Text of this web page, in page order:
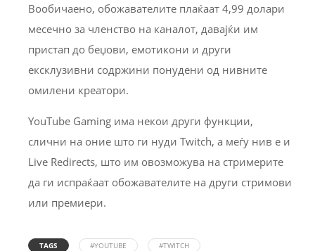
Вообичаено, обожавателите плаќаат 4,99 долари
месечно за членство на каналот, давајќи им
пристап до беџови, емотикони и други
ексклузивни содржини понудени од нивните
омилени креатори.
YouTube Gaming има некои други функции,
слични на оние што ги нуди Twitch, а меѓу нив е и
Live Redirects, што им овозможува на стримерите
да ги испраќаат обожавателите на други стримови
или премиери.
TAGS #YOUTUBE #TWITCH